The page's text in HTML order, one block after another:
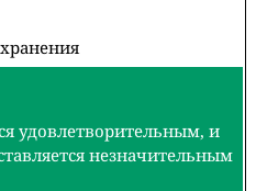
удовлетворительным, и
незначительным